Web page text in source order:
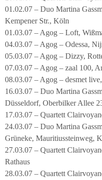
01.02.07 – Duo Martina
Kempener Str., Köln
01.03.07 – Agog – Loft,
04.03.07 – Agog – Odessa,
05.03.07 – Agog – Dizzy,
07.03.07 – Agog – zaal 100,
08.03.07 – Agog – desmet
16.03.07 – Duo Martina
Düsseldorf, Oberbilker Allee
17.03.07 – Quartett
24.03.07 – Duo Martina
Grüneke, Mauritiussteinweg,
27.03.07 – Quartett
Rathaus
28.03.07 – Quartett